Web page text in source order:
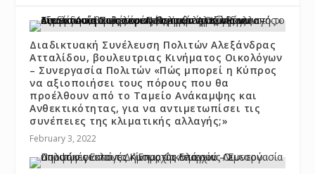
Διαδικτυακή Συνέλευση Πολιτών Αλεξάνδρας
Ατταλίδου, βουλευτριας Κινήματος Οικολόγων
– Συνεργασία Πολιτών «Πώς μπορεί η Κύπρος
να αξιοποιήσει τους πόρους που θα
προέλθουν από το Ταμείο Ανάκαμψης και
Ανθεκτικότητας, για να αντιμετωπίσει τις
συνέπειες της κλιματικής αλλαγής;»
February 3, 2022